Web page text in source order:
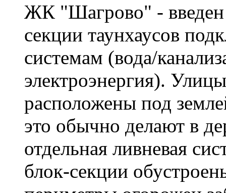
ЖК "Шагрово" - введен
секции таунхаусов
системам (вода/
электроэнергия).
расположены под
это обычно делают в
отдельная ливневая
блок-секции